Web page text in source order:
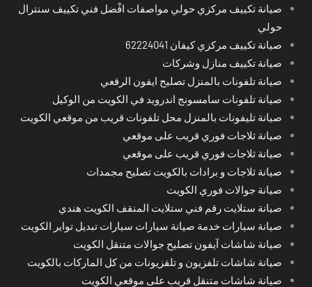
صيانة تكييف مركزي حولي مواصفات افْضل فني تكييف سنترال
حولي
صيانة تكييف مركزي كيفان 62224041
صيانة تكييف منازل وشركات
صيانة تلفونات بالمنزل تصليح ايفون الرقعي
صيانة تلفونات سامسونج اندرويد في الكويت من الوكيل
صيانة تليفونات بالمنزل محل تلفونات قريب من موقعي الكويت
صيانة ثلاجات فوري قريب على موقعي
صيانة ثلاجات فوري قريب على موقعي
صيانة ثلاجات و برادات بالكويت تصليح مجمدات
صيانة جوالات فوري الكويت
صيانة ستلايت رقم فني ستلايت المنقف الكويت هندي
صيانة سيارات خدمة صيانة سيارات سيارات تبديل تواير الكويت
صيانة شاشات آيفون تصليح جوالات متنقل الكويت
صيانة شاشات تلفزيون و تلفزيونات من كل الماركات بالكويت
صيانة شاشات متنقل قريب على موقعي الكويت